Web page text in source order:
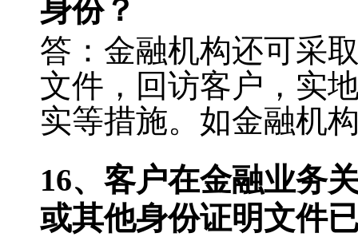
身份？
答：金融机构还可采
文件，回访客户，实
实等措施。如金融机
16、客户在金融业务
或其他身份证明文件